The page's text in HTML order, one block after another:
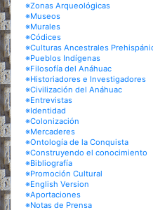
※Zonas Arqueológicas
※Museos
※Murales
※Códices
※Culturas Ancestrales
※Pueblos Indígenas
※Filosofía del Anáhuac
※Historiadores e Investigadores
※Civilización del Anáhuac
※Entrevistas
※Identidad
※Colonización
※Mercaderes
※Ontología de la Conquista
※Construyendo el conocimiento
※Bibliografía
※Promoción Cultural
※English Version
※Aportaciones
※Notas de Prensa